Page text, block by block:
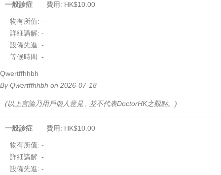
一般診症 費用: HK$10.00
物有所值: -
詳細講解: -
設備先進: -
等候時間: -
Qwertffhhbh
By Qwertffhhbh on 2026-07-18
(以上言論乃用戶個人意見 , 並不代表DoctorHK之觀點。)
一般診症 費用: HK$10.00
物有所值: -
詳細講解: -
設備先進: -